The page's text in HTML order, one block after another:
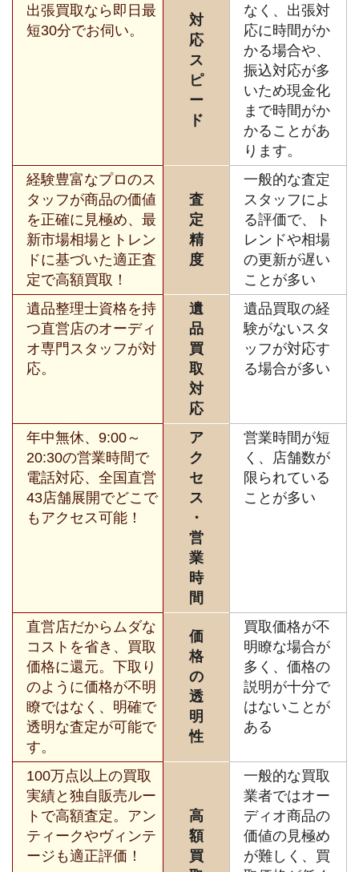
出張買取なら即日最
短30分でお伺い。
対
応
ス
ピ
ー
ド
なく、出張対
応に時間がか
かる場合や、
振込対応が多
いため現金化
まで時間がか
かることがあ
ります。
経験豊富なプロのス
タッフが商品の価値
を正確に見極め、最
新市場相場とトレン
ドに基づいた適正査
定で高額買取！
査
定
精
度
一般的な査定
スタッフによ
る評価で、ト
レンドや相場
の更新が遅い
ことが多い
遺品整理士資格を持
つ直営店のオーディ
オ専門スタッフが対
応。
遺
品
買
取
対
応
遺品買取の経
験がないスタ
ッフが対応す
る場合が多い
年中無休、9:00～
20:30の営業時間で
電話対応、全国直営
43店舗展開でどこで
もアクセス可能！
ア
ク
セ
ス
・
営
業
時
間
営業時間が短
く、店舗数が
限られている
ことが多い
直営店だからムダな
コストを省き、買取
価格に還元。下取り
のように価格が不明
瞭ではなく、明確で
透明な査定が可能で
す。
価
格
の
透
明
性
買取価格が不
明瞭な場合が
多く、価格の
説明が十分で
はないことが
ある
100万点以上の買取
実績と独自販売ルー
トで高額査定。アン
ティークやヴィンテ
ージも適正評価！
高
額
買
一般的な買取
業者ではオー
ディオ商品の
価値の見極め
が難しく、買